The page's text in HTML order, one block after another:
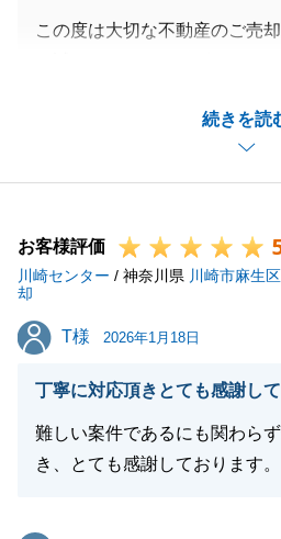
続きを読
この度は大切な不動産のご売
果としてご希望の金額でご売
変嬉しく思っております。
お母様のお引越しでお忙しい
また何かお手伝い出来ること
ねなくお声がけ下さいませ。
お客様評価
川崎センター / 神奈川県 川崎市麻生区
却
T様
T様 2026年1月18日
丁寧に対応頂きとても感謝し
難しい案件であるにも関わら
き、とても感謝しております。